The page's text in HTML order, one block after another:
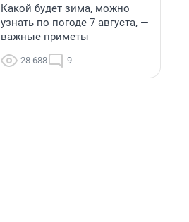
Какой будет зима, можно
узнать по погоде 7 августа, —
важные приметы
28 688 9